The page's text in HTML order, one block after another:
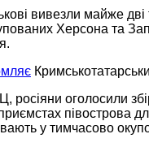
вивезли майже дві
Херсона та
росіяни оголосили
півострова
у тимчасово